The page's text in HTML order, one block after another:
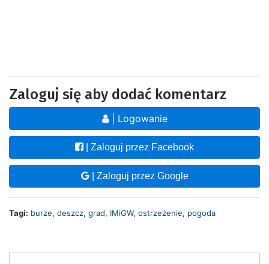
Zaloguj się aby dodać komentarz
| Logowanie
| Zaloguj przez Facebook
| Zaloguj przez Google
Tagi: burze, deszcz, grad, IMiGW, ostrzeżenie, pogoda